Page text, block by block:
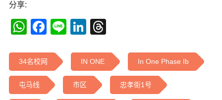
分享:
WhatsApp
Facebook
LineLinkedIn
34名校网 IN ONE In One Phase Ib
屯马线 市区 忠孝街1号